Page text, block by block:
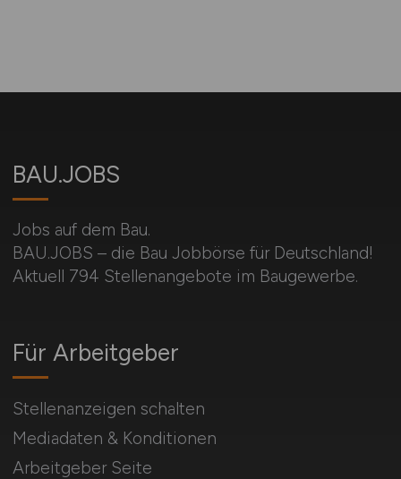
BAU.JOBS
Jobs auf dem Bau.
BAU.JOBS – die Bau Jobbörse für Deutschland!
Aktuell 794 Stellenangebote im Baugewerbe.
Für Arbeitgeber
Stellenanzeigen schalten
Mediadaten & Konditionen
Arbeitgeber Seite